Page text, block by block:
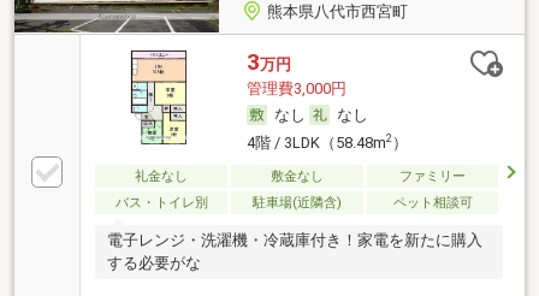
熊本県八代市西宮町
3万円
管理費3,000円
なし
なし
4階 / 3LDK（58.48m2）
礼金なし 敷金なし
ファミリー
バス・トイレ別
駐車場(近隣含) ペット相談可
電子レンジ・洗濯機・冷蔵庫付き！家電を新たに購入
する必要がな